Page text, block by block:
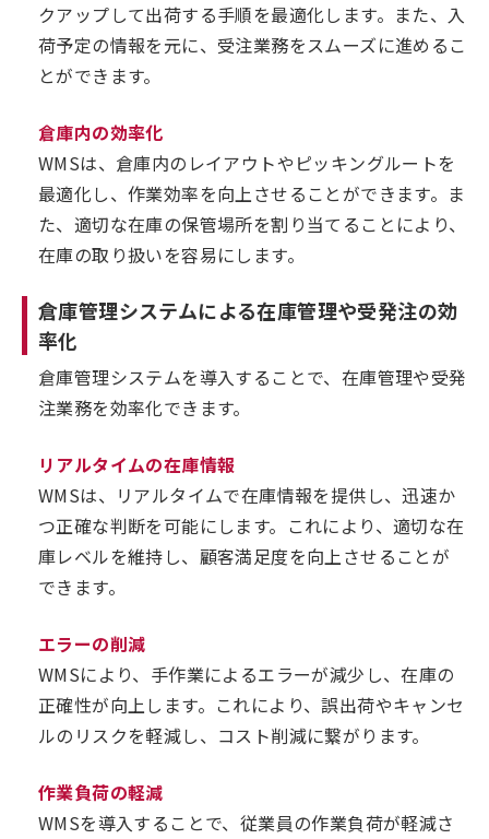
クアップして出荷する手順を最適化します。また、入
荷予定の情報を元に、受注業務をスムーズに進めるこ
とができます。
倉庫内の効率化
WMSは、倉庫内のレイアウトやピッキングルートを
最適化し、作業効率を向上させることができます。ま
た、適切な在庫の保管場所を割り当てることにより、
在庫の取り扱いを容易にします。
倉庫管理システムによる在庫管理や受発注の効
率化
倉庫管理システムを導入することで、在庫管理や受発
注業務を効率化できます。
リアルタイムの在庫情報
WMSは、リアルタイムで在庫情報を提供し、迅速か
つ正確な判断を可能にします。これにより、適切な在
庫レベルを維持し、顧客満足度を向上させることが
できます。
エラーの削減
WMSにより、手作業によるエラーが減少し、在庫の
正確性が向上します。これにより、誤出荷やキャンセ
ルのリスクを軽減し、コスト削減に繋がります。
作業負荷の軽減
WMSを導入することで、従業員の作業負荷が軽減さ